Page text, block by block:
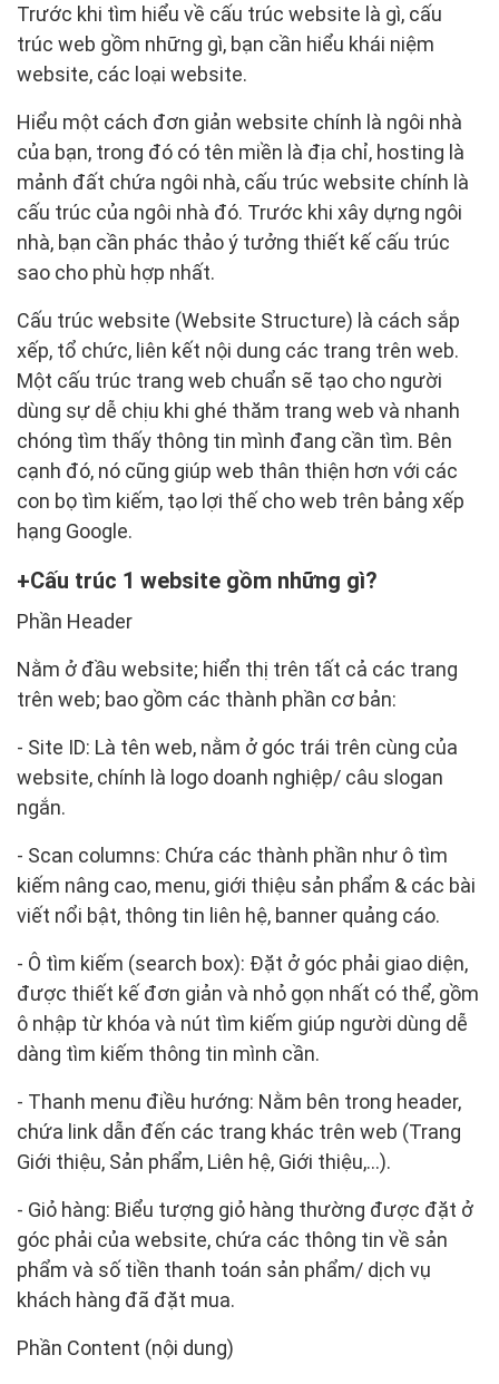
Trước khi tìm hiểu về cấu trúc website là gì, cấu
trúc web gồm những gì, bạn cần hiểu khái niệm
website, các loại website.
Hiểu một cách đơn giản website chính là ngôi nhà
của bạn, trong đó có tên miền là địa chỉ, hosting là
mảnh đất chứa ngôi nhà, cấu trúc website chính là
cấu trúc của ngôi nhà đó. Trước khi xây dựng ngôi
nhà, bạn cần phác thảo ý tưởng thiết kế cấu trúc
sao cho phù hợp nhất.
Cấu trúc website (Website Structure) là cách sắp
xếp, tổ chức, liên kết nội dung các trang trên web.
Một cấu trúc trang web chuẩn sẽ tạo cho người
dùng sự dễ chịu khi ghé thăm trang web và nhanh
chóng tìm thấy thông tin mình đang cần tìm. Bên
cạnh đó, nó cũng giúp web thân thiện hơn với các
con bọ tìm kiếm, tạo lợi thế cho web trên bảng xếp
hạng Google.
Cấu trúc 1 website gồm những gì?
Phần Header
Nằm ở đầu website; hiển thị trên tất cả các trang
trên web; bao gồm các thành phần cơ bản:
- Site ID: Là tên web, nằm ở góc trái trên cùng của
website, chính là logo doanh nghiệp/ câu slogan
ngắn.
- Scan columns: Chứa các thành phần như ô tìm
kiếm nâng cao, menu, giới thiệu sản phẩm & các bài
viết nổi bật, thông tin liên hệ, banner quảng cáo.
- Ô tìm kiếm (search box): Đặt ở góc phải giao diện,
được thiết kế đơn giản và nhỏ gọn nhất có thể, gồm
ô nhập từ khóa và nút tìm kiếm giúp người dùng dễ
dàng tìm kiếm thông tin mình cần.
- Thanh menu điều hướng: Nằm bên trong header,
chứa link dẫn đến các trang khác trên web (Trang
Giới thiệu, Sản phẩm, Liên hệ, Giới thiệu,...).
- Giỏ hàng: Biểu tượng giỏ hàng thường được đặt ở
góc phải của website, chứa các thông tin về sản
phẩm và số tiền thanh toán sản phẩm/ dịch vụ
khách hàng đã đặt mua.
Phần Content (nội dung)